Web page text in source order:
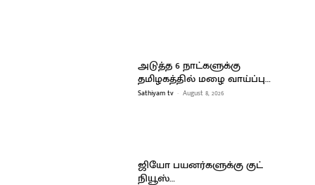
அடுத்த 6 நாட்களுக்கு
தமிழகத்தில் மழை வாய்ப்பு…
Sathiyam tv - August 8, 2026
ஜியோ பயனர்களுக்கு குட்
நியூஸ்…